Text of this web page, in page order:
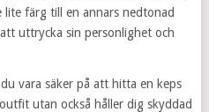
färg till en annars nedtonad
uttrycka sin personlighet och
vara säker på att hitta en keps
utan också håller dig skyddad